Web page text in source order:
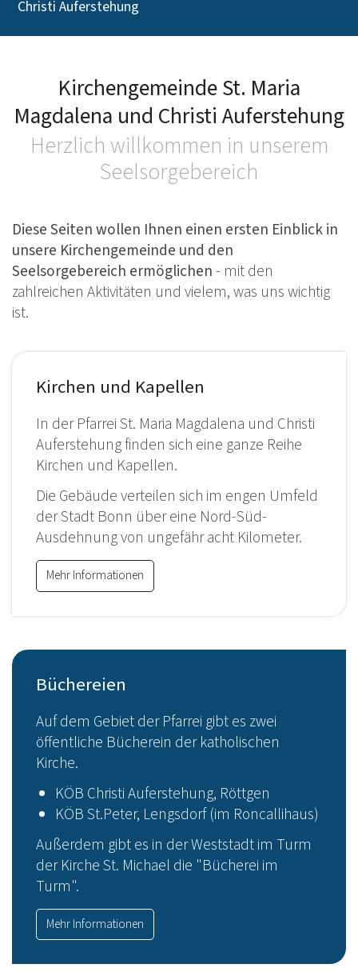
Christi Auferstehung
Kirchengemeinde St. Maria
Magdalena und Christi Auferstehung
Herzlich willkommen in unserem
Seelsorgebereich
Diese Seiten wollen Ihnen einen ersten Einblick in
unsere Kirchengemeinde und den
Seelsorgebereich ermöglichen- mit den
zahlreichen Aktivitäten und vielem, was uns wichtig
ist.
Kirchen und Kapellen
In der Pfarrei St. Maria Magdalena und Christi
Auferstehung finden sich eine ganze Reihe
Kirchen und Kapellen.
Die Gebäude verteilen sich im engen Umfeld
der Stadt Bonn über eine Nord-Süd-
Ausdehnung von ungefähr acht Kilometer.
Mehr Informationen
Büchereien
Auf dem Gebiet der Pfarrei gibt es zwei
öffentliche Bücherein der katholischen
Kirche.
KÖB Christi Auferstehung, Röttgen
KÖB St.Peter, Lengsdorf (im Roncallihaus)
Außerdem gibt es in der Weststadt im Turm
der Kirche St. Michael die "Bücherei im
Turm".
Mehr Informationen